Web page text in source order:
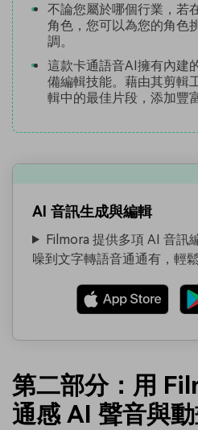
不論您屬於哪個行業，若
角色，您可以為您的角色
調。
這款卡通語音AI擁有內建
備編輯技能。藉由其剪輯
輯中的最佳片段，添加豐
AI 音訊生成與編輯
Filmora 提供多項 AI 音訊
噪到文字轉語音通通有，輕
第二部分：用
通感 AI 聲音與